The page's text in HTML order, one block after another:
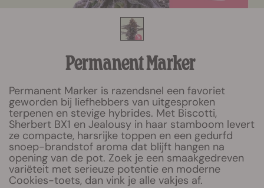
Permanent Marker
Permanent Marker is razendsnel een favoriet
geworden bij liefhebbers van uitgesproken
terpenen en stevige hybrides. Met Biscotti,
Sherbert BX1 en Jealousy in haar stamboom levert
ze compacte, harsrijke toppen en een gedurfd
snoep-brandstof aroma dat blijft hangen na
opening van de pot. Zoek je een smaakgedreven
variëteit met serieuze potentie en moderne
Cookies-toets, dan vink je alle vakjes af.